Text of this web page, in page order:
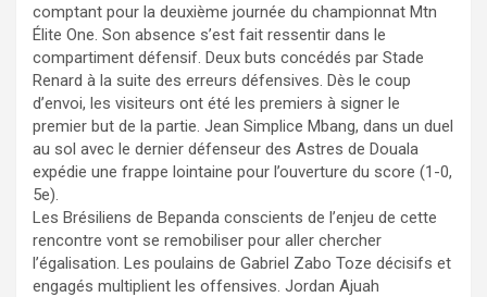
comptant pour la deuxième journée du championnat Mtn
Élite One. Son absence s’est fait ressentir dans le
compartiment défensif. Deux buts concédés par Stade
Renard à la suite des erreurs défensives. Dès le coup
d’envoi, les visiteurs ont été les premiers à signer le
premier but de la partie. Jean Simplice Mbang, dans un duel
au sol avec le dernier défenseur des Astres de Douala
expédie une frappe lointaine pour l’ouverture du score (1-0,
5e).
Les Brésiliens de Bepanda conscients de l’enjeu de cette
rencontre vont se remobiliser pour aller chercher
l’égalisation. Les poulains de Gabriel Zabo Toze décisifs et
engagés multiplient les offensives. Jordan Ajuah